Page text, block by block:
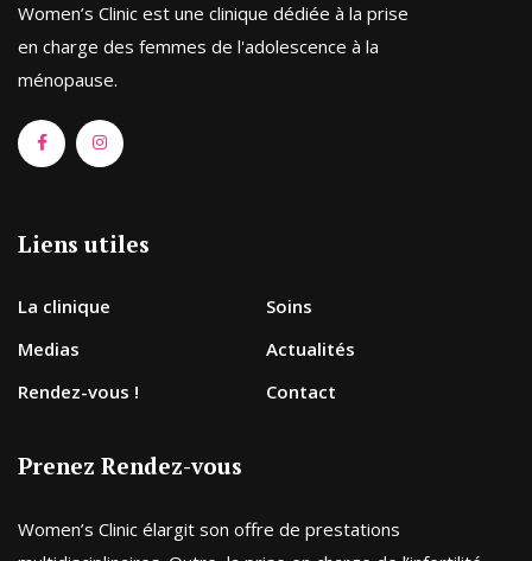
Women’s Clinic est une clinique dédiée à la prise
en charge des femmes de l'adolescence à la
ménopause.
Liens utiles
La clinique
Soins
Medias
Actualités
Rendez-vous !
Contact
Prenez Rendez-vous
Women’s Clinic élargit son offre de prestations